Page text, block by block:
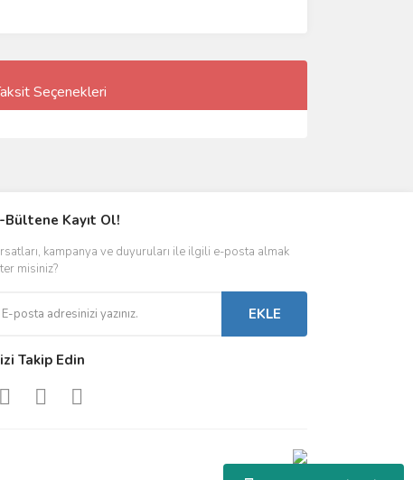
Seçenekleri
Bültene Kayıt Ol!
kampanya ve duyuruları ile ilgili e-posta almak
misiniz?
EKLE
Takip Edin